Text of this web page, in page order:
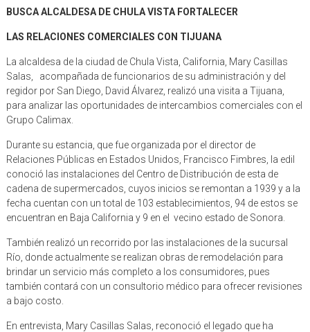
BUSCA ALCALDESA DE CHULA VISTA FORTALECER
LAS RELACIONES COMERCIALES CON TIJUANA
La alcaldesa de la ciudad de Chula Vista, California, Mary Casillas
Salas, acompañada de funcionarios de su administración y del
regidor por San Diego, David Álvarez, realizó una visita a Tijuana,
para analizar las oportunidades de intercambios comerciales con el
Grupo Calimax.
Durante su estancia, que fue organizada por el director de
Relaciones Públicas en Estados Unidos, Francisco Fimbres, la edil
conoció las instalaciones del Centro de Distribución de esta de
cadena de supermercados, cuyos inicios se remontan a 1939 y a la
fecha cuentan con un total de 103 establecimientos, 94 de estos se
encuentran en Baja California y 9 en el vecino estado de Sonora.
También realizó un recorrido por las instalaciones de la sucursal
Río, donde actualmente se realizan obras de remodelación para
brindar un servicio más completo a los consumidores, pues
también contará con un consultorio médico para ofrecer revisiones
a bajo costo.
En entrevista, Mary Casillas Salas, reconoció el legado que ha